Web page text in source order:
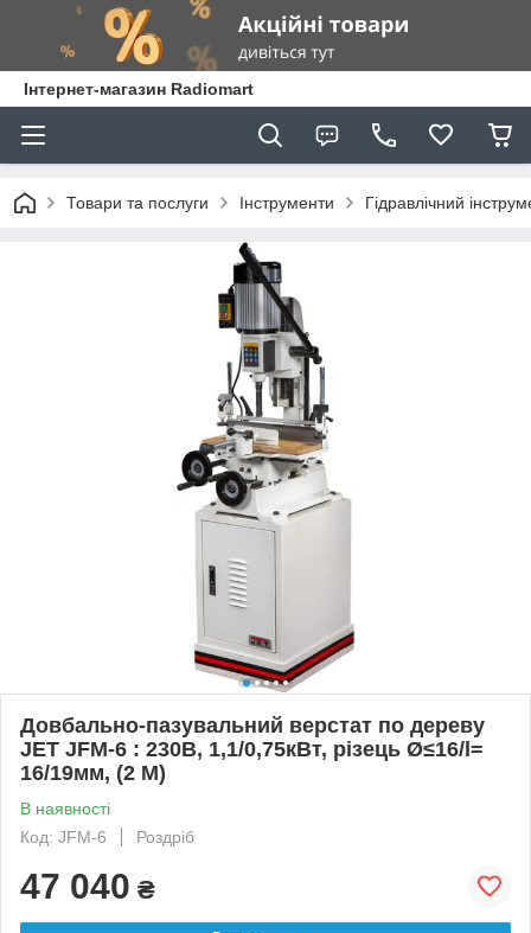
Інтернет-магазин Radiomart
Товари та послуги Інструменти Гідравлічний
Довбально-пазувальний верстат по дереву
JET JFM-6 : 230В, 1,1/0,75кВт, різець Ø≤16/l=
16/19мм, (2 М)
В наявності
Код: JFM-6
Роздріб
47 040 ₴